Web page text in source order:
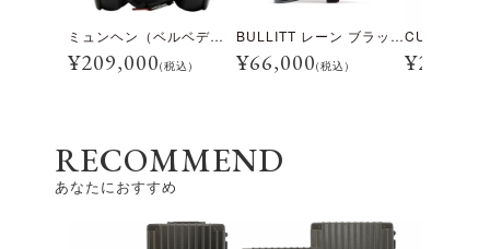
ミュンヘン（ベルベデーレ）
¥209,000(税込)
BULLITT レーン ブラック/ホワイト
¥66,000(税込) ¥28,600
RECOMMEND
あなたにおすすめ